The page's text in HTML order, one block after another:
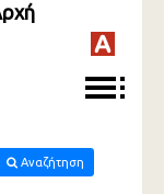
Αναζήτηση